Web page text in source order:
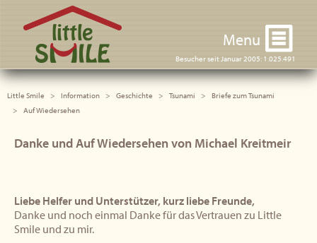
Menu
Besucher seit Januar 2005: 1.025.491
Little Smile Information Geschichte Tsunami
Briefe zum Tsunami
Auf Wiedersehen
Danke und Auf Wiedersehen von Michael Kreitmeir
Liebe Helfer und Unterstützer, kurz liebe Freunde,
Danke und noch einmal Danke für das Vertrauen zu Little
Smile und zu mir.